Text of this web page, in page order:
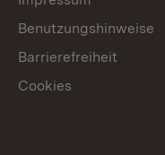
Benutzungshinweise
Barrierefreiheit
Cookies